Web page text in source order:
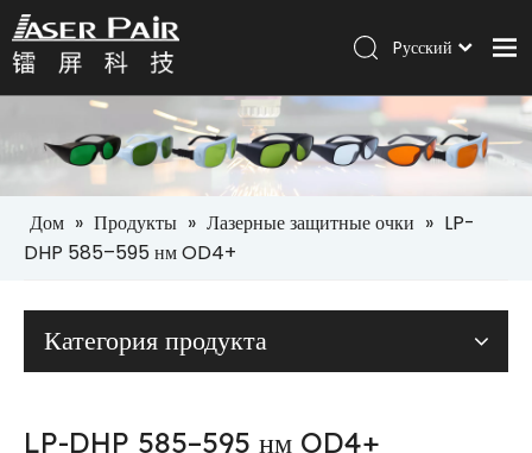
Продукты
Решения
Компания
Новости
Контакт
Pусский
Português
Español
English
Дом » Продукты » Лазерные защитные очки » LP-
DHP 585–595 нм OD4+
Категория продукта
LP-DHP 585–595 нм OD4+